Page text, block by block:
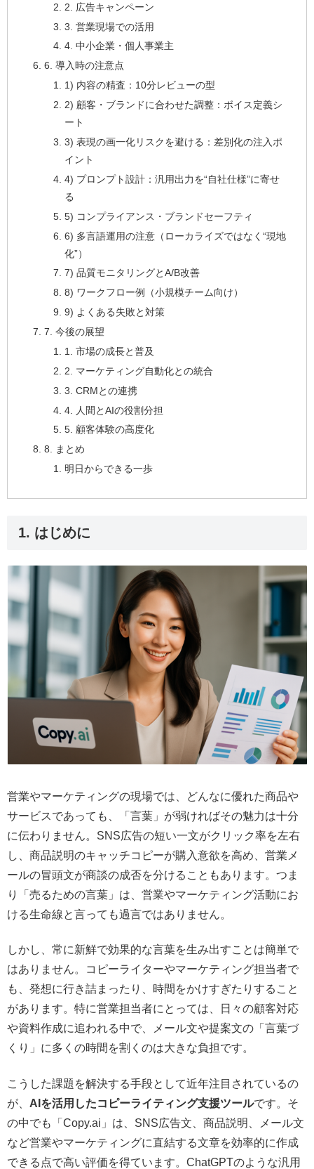
2. 広告キャンペーン
3. 営業現場での活用
4. 中小企業・個人事業主
6. 導入時の注意点
1) 内容の精査：10分レビューの型
2) 顧客・ブランドに合わせた調整：ボイス定義シ
ート
3) 表現の画一化リスクを避ける：差別化の注入ポ
イント
4) プロンプト設計：汎用出力を“自社仕様”に寄せ
る
5) コンプライアンス・ブランドセーフティ
6) 多言語運用の注意（ローカライズではなく“現地
化”）
7) 品質モニタリングとA/B改善
8) ワークフロー例（小規模チーム向け）
9) よくある失敗と対策
7. 今後の展望
1. 市場の成長と普及
2. マーケティング自動化との統合
3. CRMとの連携
4. 人間とAIの役割分担
5. 顧客体験の高度化
8. まとめ
明日からできる一歩
1. はじめに
営業やマーケティングの現場では、どんなに優れた商品や
サービスであっても、「言葉」が弱ければその魅力は十分
に伝わりません。SNS広告の短い一文がクリック率を左右
し、商品説明のキャッチコピーが購入意欲を高め、営業メ
ールの冒頭文が商談の成否を分けることもあります。つま
り「売るための言葉」は、営業やマーケティング活動にお
ける生命線と言っても過言ではありません。
しかし、常に新鮮で効果的な言葉を生み出すことは簡単で
はありません。コピーライターやマーケティング担当者で
も、発想に行き詰まったり、時間をかけすぎたりすること
があります。特に営業担当者にとっては、日々の顧客対応
や資料作成に追われる中で、メール文や提案文の「言葉づ
くり」に多くの時間を割くのは大きな負担です。
こうした課題を解決する手段として近年注目されているの
が、 AIを活用したコピーライティング支援ツールです。そ
の中でも「Copy.ai」は、SNS広告文、商品説明、メール文
など営業やマーケティングに直結する文章を効率的に作成
できる点で高い評価を得ています。ChatGPTのような汎用